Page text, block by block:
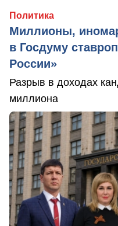
Политика
Миллионы,
в Госдуму
России»
Разрыв в доходах
миллиона